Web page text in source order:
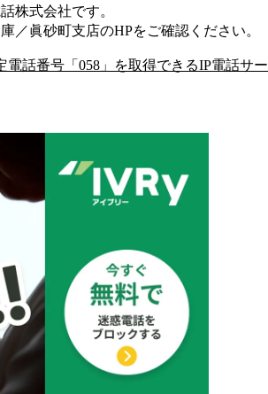
株式会社です。
／眞砂町支店のHPをご確認ください。
電話番号「 058 」を取得できるIP電話サー